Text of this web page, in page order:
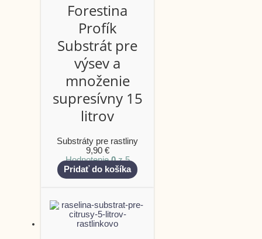
Forestina
Profík
Substrát pre
výsev a
množenie
supresívny 15
litrov
Substráty pre rastliny
9,90 €
Hodnotenie0z 5
Pridať do košíka